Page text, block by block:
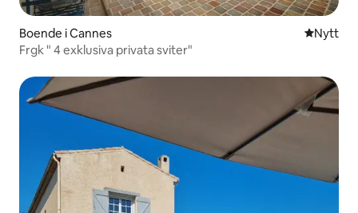
Boende i Cannes NyttNytt
Frgk " 4 exklusiva privata sviter"